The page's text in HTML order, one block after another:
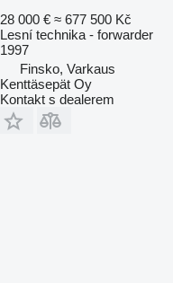
28 000 € ≈ 677 500 Kč
Lesní technika - forwarder
1997
Finsko, Varkaus
Kenttäsepät Oy
Kontakt s dealerem